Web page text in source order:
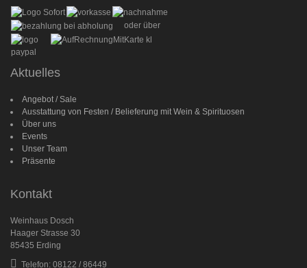
oder über
Aktuelles
Angebot / Sale
Ausstattung von Festen / Belieferung mit Wein & Spirituosen
Über uns
Events
Unser Team
Präsente
Kontakt
Weinhaus Dosch
Haager Strasse 30
85435 Erding
Telefon: 08122 / 86449